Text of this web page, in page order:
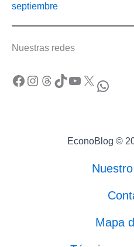
septiembre
Nuestras redes
Facebook Instagram Threads TikTok YouTube X WhatsApp
EconoBlog ©
Mapa